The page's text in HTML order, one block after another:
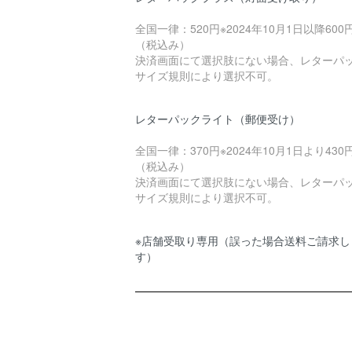
全国一律：520円※2024年10月1日以降600
（税込み）
決済画面にて選択肢にない場合、レターパ
サイズ規則により選択不可。
レターパックライト（郵便受け）
全国一律：370円※2024年10月1日より430
（税込み）
決済画面にて選択肢にない場合、レターパ
サイズ規則により選択不可。
※店舗受取り専用（誤った場合送料ご請求し
す）